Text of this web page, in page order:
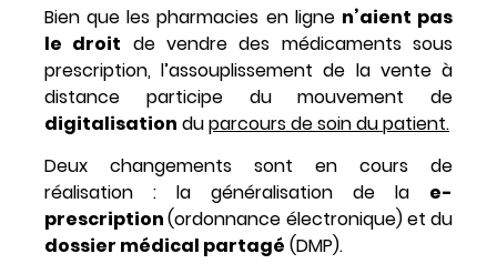
Bien que les pharmacies en ligne n’aient pas
le droit de vendre des médicaments sous
prescription, l’assouplissement de la vente à
distance participe du mouvement de
digitalisation duparcours de soin du patient.
Deux changements sont en cours de
réalisation : la généralisation de la e-
prescription(ordonnance électronique) et du
dossier médical partagé (DMP).